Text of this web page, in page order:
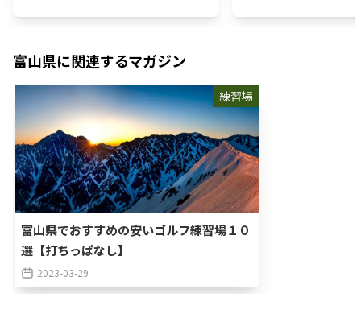
富山県に関連するマガジン
練習場
富山県でおすすめの安いゴルフ練習場１０
選【打ちっぱなし】
2023-03-29